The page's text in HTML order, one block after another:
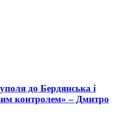
до Бердянська і
контролем» – Дмитро